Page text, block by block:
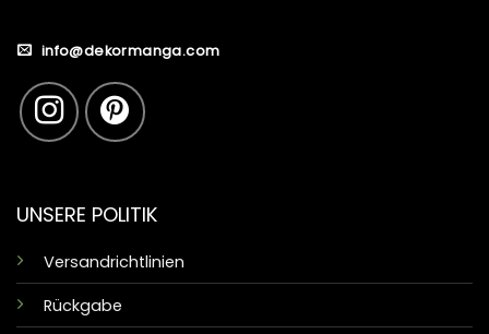
info@dekormanga.com
UNSERE POLITIK
Versandrichtlinien
Rückgabe